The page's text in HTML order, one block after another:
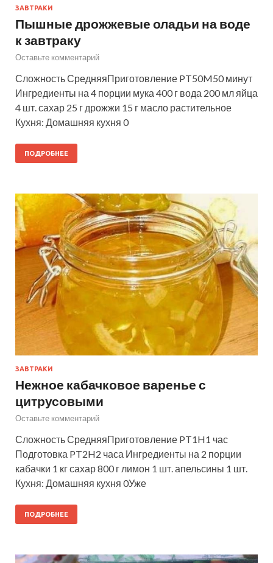
ЗАВТРАКИ
Пышные дрожжевые оладьи на воде
к завтраку
Оставьте комментарий
Сложность СредняяПриготовление PT50M50 минут
Ингредиенты на 4 порции мука 400 г вода 200 мл яйца
4 шт. сахар 25 г дрожжи 15 г масло растительное
Кухня: Домашняя кухня 0
ПОДРОБНЕЕ
ЗАВТРАКИ
Нежное кабачковое варенье с
цитрусовыми
Оставьте комментарий
Сложность СредняяПриготовление PT1H1 час
Подготовка PT2H2 часа Ингредиенты на 2 порции
кабачки 1 кг сахар 800 г лимон 1 шт. апельсины 1 шт.
Кухня: Домашняя кухня 0Уже
ПОДРОБНЕЕ